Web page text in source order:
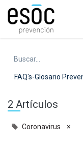
FAQ's-Glosario
2 Artículos
Coronavirus ×